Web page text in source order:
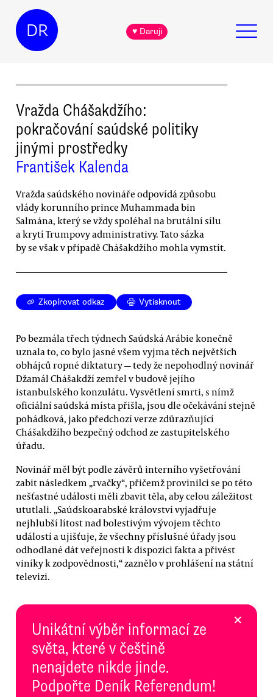
DR ♥ Daruji
Vražda Chášakdžího:
pokračování saúdské politiky
jinými prostředky
František Kalenda
Vražda saúdského novináře odpovídá způsobu
vlády korunního prince Muhammada bin
Salmána, který se vždy spoléhal na brutální sílu
a krytí Trumpovy administrativy. Tato sázka
by se však v případě Chášakdžího mohla vymstít.
Zkopírovat odkaz Vytisknout
Po bezmála třech týdnech Saúdská Arábie konečně
uznala to, co bylo jasné všem vyjma těch největších
obhájců ropné diktatury — tedy že nepohodlný novinář
Džamál Chášakdží zemřel v budově jejího
istanbulského konzulátu. Vysvětlení smrti, s nímž
oficiální saúdská místa přišla, jsou dle očekávání stejně
pohádková, jako předchozí verze zdůrazňující
Chášakdžího bezpečný odchod ze zastupitelského
úřadu.
Novinář měl být podle závěrů interního vyšetřování
zabit následkem „rvačky“, přičemž provinilci se po této
nešťastné události měli zbavit těla, aby celou záležitost
ututlali. „Saúdskoarabské království vyjadřuje
nejhlubší lítost nad bolestivým vývojem těchto
událostí a ujišťuje, že všechny příslušné úřady jsou
odhodlané dát veřejnosti k dispozici fakta a přivést
viníky k zodpovědnosti,“ zaznělo v prohlášení na státní
televizi.
Unikátní výběr informací ze
světa, které v češtině
nenajdete nikde jinde.
Podpořte Deník Referendum!
×